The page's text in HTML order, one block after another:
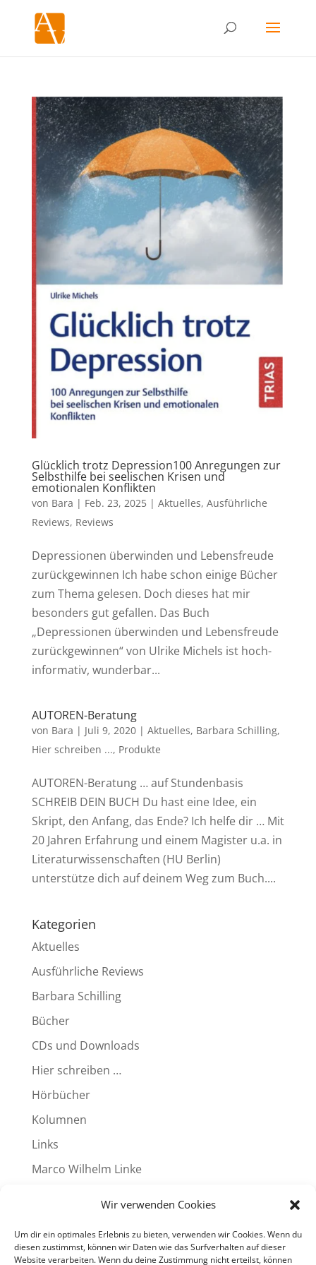
Wir verwenden Cookies
Um dir ein optimales Erlebnis zu bieten, verwenden wir Cookies. Wenn du
diesen zustimmst, können wir Daten wie das Surfverhalten auf dieser
Website verarbeiten. Wenn du deine Zustimmung nicht erteilst, können
Glücklich trotz Depression100 Anregungen zur
Selbsthilfe bei seelischen Krisen und
emotionalen Konflikten
von Bara | Feb. 23, 2025| Aktuelles, Ausführliche
Reviews, Reviews
Depressionen überwinden und Lebensfreude
zurückgewinnen Ich habe schon einige Bücher
zum Thema gelesen. Doch dieses hat mir
besonders gut gefallen. Das Buch
„Depressionen überwinden und Lebensfreude
zurückgewinnen“ von Ulrike Michels ist hoch-
informativ, wunderbar...
AUTOREN-Beratung
von Bara | Juli 9, 2020| Aktuelles, Barbara Schilling,
Hier schreiben ..., Produkte
AUTOREN-Beratung … auf Stundenbasis
SCHREIB DEIN BUCH Du hast eine Idee, ein
Skript, den Anfang, das Ende? Ich helfe dir … Mit
20 Jahren Erfahrung und einem Magister u.a. in
Literaturwissenschaften (HU Berlin)
unterstütze dich auf deinem Weg zum Buch....
Kategorien
Aktuelles
Ausführliche Reviews
Barbara Schilling
Bücher
CDs und Downloads
Hier schreiben …
Hörbücher
Kolumnen
Links
Marco Wilhelm Linke
Termine